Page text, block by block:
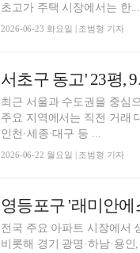
초고가 주택 시장에서는 한...
2026-06-23 화요일 | 조범형 기자
서초구 동고' 23평,
최근 서울과 수도권을 중심
주요 지역에서는 직전 거래
인천·세종·대구 등 ...
2026-06-22 월요일 | 조범형 기자
전국 주요 아파트 시장에서
비롯해 경기 광명·하남·용